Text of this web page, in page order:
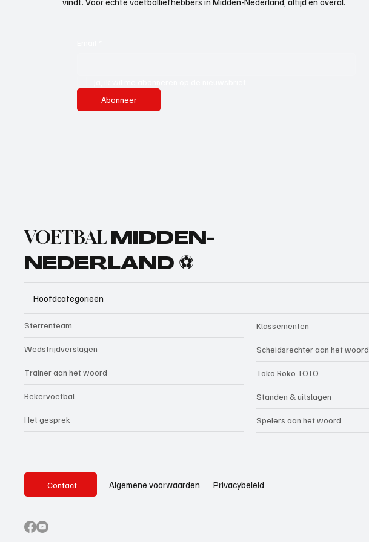
Abonneer
VOETBAL MIDDEN-
NEDERLAND ⚽
Hoofdcategorieën
Sterrenteam
Wedstrijdverslagen
Trainer aan het woord
Bekervoetbal
Het gesprek
Klassementen
Scheidsrechter aan het woord
Toko Roko TOTO
Standen & uitslagen
Spelers aan het woord
Contact Algemene voorwaarden Privacybeleid